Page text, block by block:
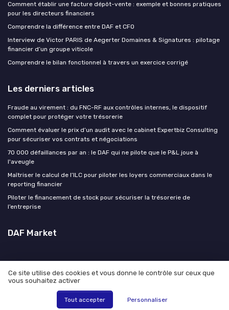
Comment établir une facture dépôt-vente : exemple et bonnes pratiques
pour les directeurs financiers
Comprendre la différence entre DAF et CFO
Interview de Victor PARIS de Aegerter Domaines & Signatures : pilotage
financier d’un groupe viticole
Comprendre le bilan fonctionnel à travers un exercice corrigé
Les derniers articles
Fraude au virement : du FNC-RF aux contrôles internes, le dispositif
complet pour protéger votre trésorerie
Comment évaluer le prix d’un audit avec le cabinet Expertbiz Consulting
pour sécuriser vos contrats et négociations
70 000 défaillances par an : le DAF qui ne pilote que le P&L joue à
l'aveugle
Maîtriser le calcul de l’ILC pour piloter les loyers commerciaux dans le
reporting financier
Piloter le financement de stock pour sécuriser la trésorerie de
l’entreprise
DAF Market
Mentions légales
© DAF Market 2026
Ce site utilise des cookies et vous donne le contrôle sur ceux que
vous souhaitez activer
Tout accepter Personnaliser